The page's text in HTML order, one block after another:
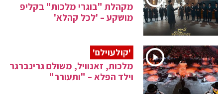
מקהלת "בוגרי מלכות" בקליפ
מושקע – 'לכל קהלא'
'קולעוילם'
מלכות, זאנוויל, משולם גרינברגר
וילד הפלא – "ותעורר"